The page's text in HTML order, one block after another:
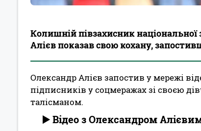
Колишній півзахисник
Алієв показав свою кохану,
Олександр Алієв запостив у мережі
підписників у соцмеражах зі своєю
талісманом.
▶️ Відео з Олександром